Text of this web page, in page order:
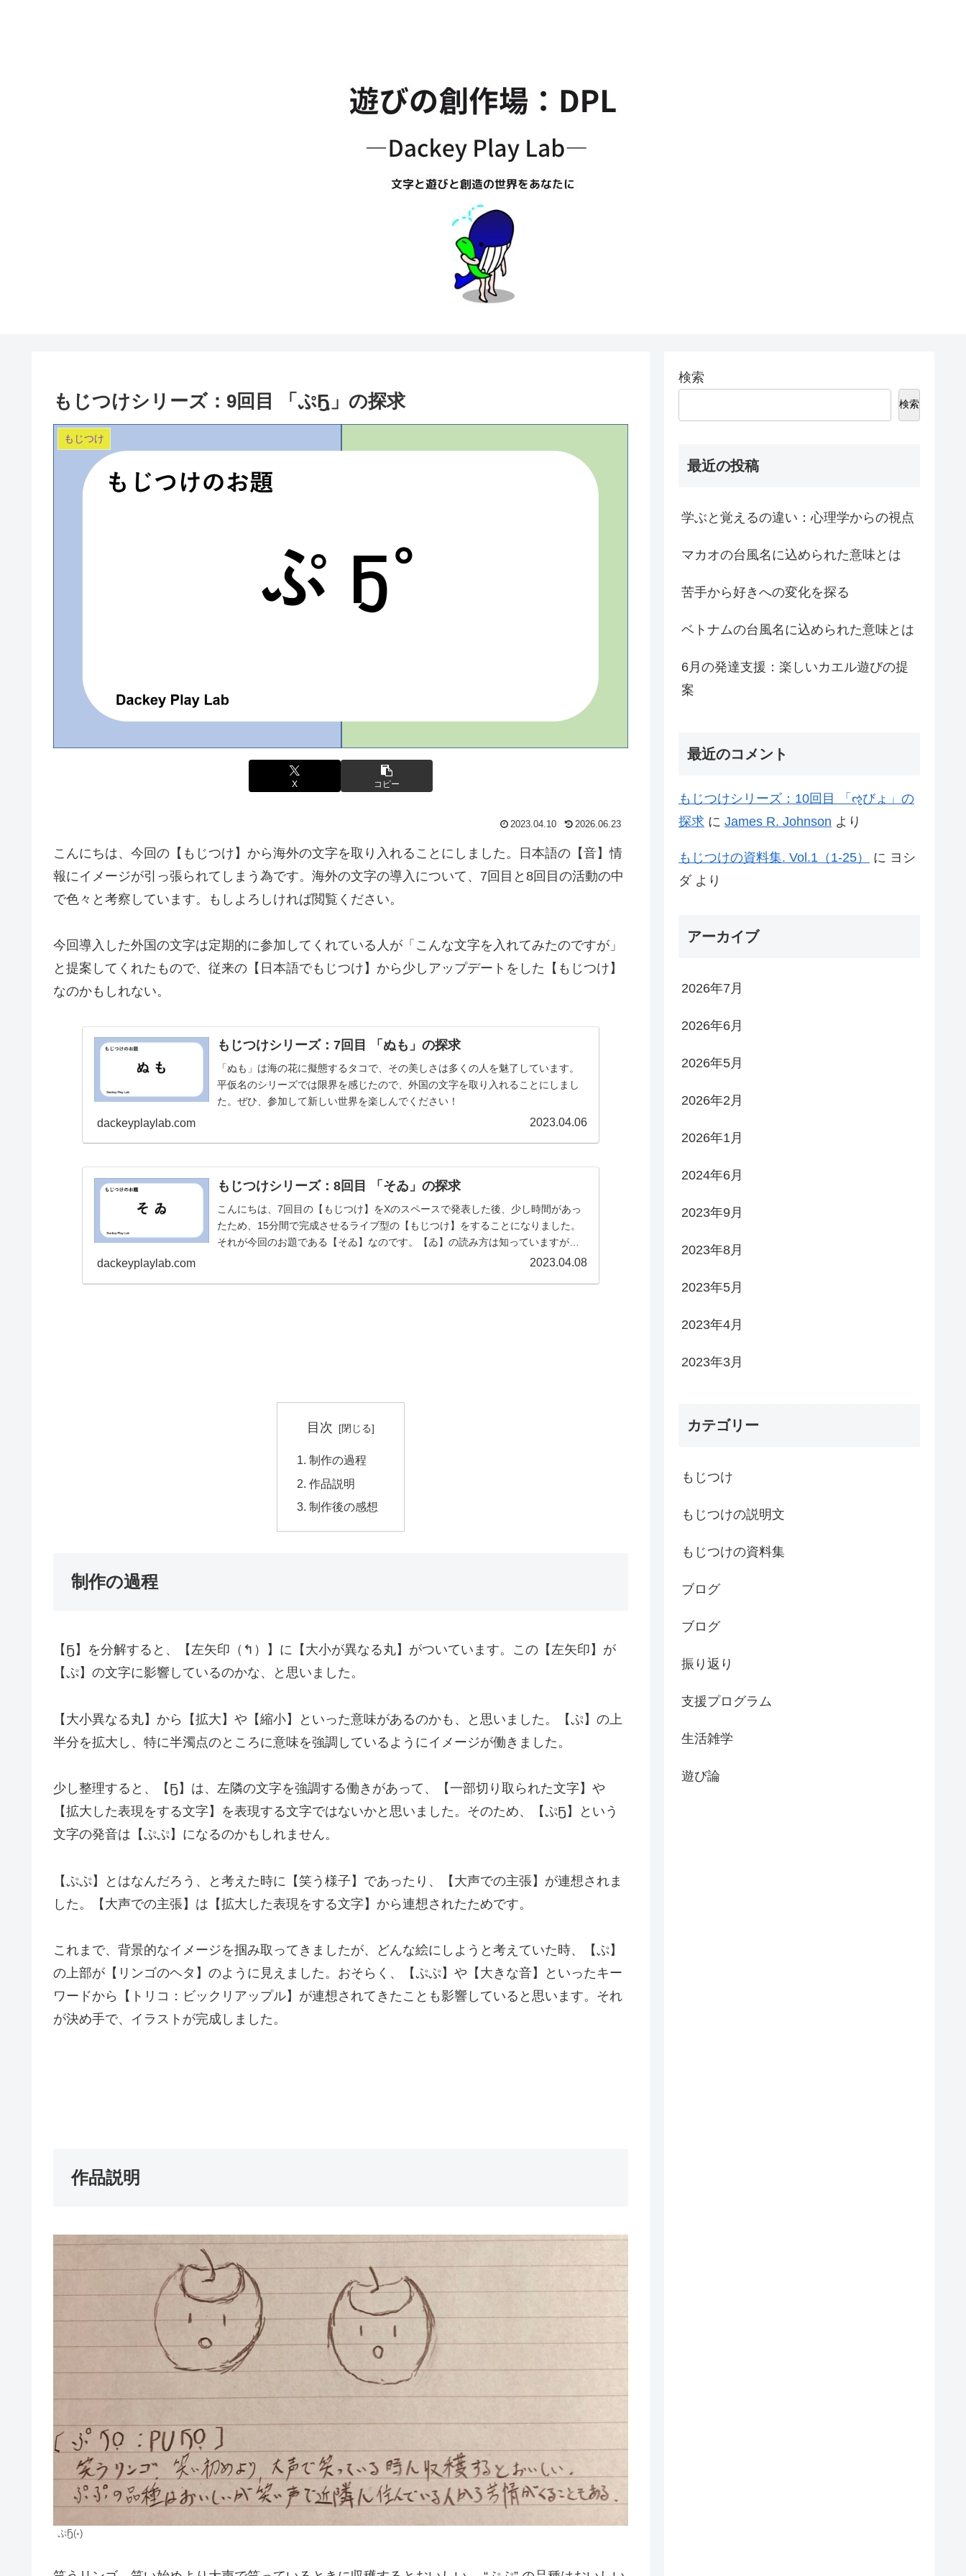
もじつけシリーズ：9回目 「ぷҔฺ」の探求
もじつけ
X コピー
2023.04.10 2026.06.23
こんにちは、今回の【もじつけ】から海外の文字を取り入れることにしました。日本語の【音】情
報にイメージが引っ張られてしまう為です。海外の文字の導入について、7回目と8回目の活動の中
で色々と考察しています。もしよろしければ閲覧ください。
今回導入した外国の文字は定期的に参加してくれている人が「こんな文字を入れてみたのですが」
と提案してくれたもので、従来の【日本語でもじつけ】から少しアップデートをした【もじつけ】
なのかもしれない。
もじつけシリーズ：7回目 「ぬも」の探求
「ぬも」は海の花に擬態するタコで、その美しさは多くの人を魅了しています。
平仮名のシリーズでは限界を感じたので、外国の文字を取り入れることにしまし
た。ぜひ、参加して新しい世界を楽しんでください！
dackeyplaylab.com 2023.04.06
もじつけシリーズ：8回目 「そゐ」の探求
こんにちは、7回目の【もじつけ】をXのスペースで発表した後、少し時間があっ
たため、15分間で完成させるライブ型の【もじつけ】をすることになりました。
それが今回のお題である【そゐ】なのです。【ゐ】の読み方は知っていますが、
dackeyplaylab.com 2023.04.08
目次
制作の過程
作品説明
制作後の感想
制作の過程
【Ҕฺ】を分解すると、【左矢印（↰）】に【大小が異なる丸】がついています。この【左矢印】が
【ぷ】の文字に影響しているのかな、と思いました。
【大小異なる丸】から【拡大】や【縮小】といった意味があるのかも、と思いました。【ぷ】の上
半分を拡大し、特に半濁点のところに意味を強調しているようにイメージが働きました。
少し整理すると、【Ҕฺ】は、左隣の文字を強調する働きがあって、【一部切り取られた文字】や
【拡大した表現をする文字】を表現する文字ではないかと思いました。そのため、【ぷҔฺ】という
文字の発音は【ぷぷ】になるのかもしれません。
【ぷぷ】とはなんだろう、と考えた時に【笑う様子】であったり、【大声での主張】が連想されま
した。【大声での主張】は【拡大した表現をする文字】から連想されたためです。
これまで、背景的なイメージを掴み取ってきましたが、どんな絵にしようと考えていた時、【ぷ】
の上部が【リンゴのヘタ】のように見えました。おそらく、【ぷぷ】や【大きな音】といったキー
ワードから【トリコ：ビックリアップル】が連想されてきたことも影響していると思います。それ
が決め手で、イラストが完成しました。
作品説明
ぷҔฺ(◦)
検索
検索
最近の投稿
学ぶと覚えるの違い：心理学からの視点
マカオの台風名に込められた意味とは
苦手から好きへの変化を探る
ベトナムの台風名に込められた意味とは
6月の発達支援：楽しいカエル遊びの提
案
最近のコメント
もじつけシリーズ：10回目 「ૡฺびょ」の
探求 に James R. Johnson より
もじつけの資料集. Vol.1（1-25） に ヨシ
ダ より
アーカイブ
2026年7月
2026年6月
2026年5月
2026年2月
2026年1月
2024年6月
2023年9月
2023年8月
2023年5月
2023年4月
2023年3月
カテゴリー
もじつけ
もじつけの説明文
もじつけの資料集
ブログ
ブログ
振り返り
支援プログラム
生活雑学
遊び論